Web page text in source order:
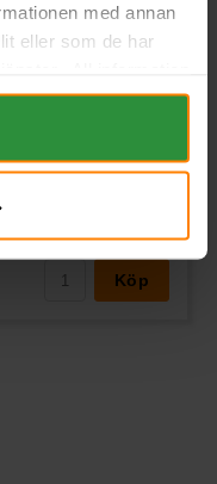
med annan
eller som de har
vår Cookie sida
S4 12v 44Ah S4000
S4000
kr
Köp